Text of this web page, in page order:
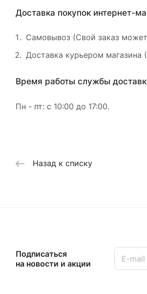
Доставка покупок интернет-
Самовывоз (Свой заказ
Доставка курьером магазина
Время работы службы
Пн - пт: с 10:00 до 17:00.
Назад к списку
Подписаться
на новости и акции